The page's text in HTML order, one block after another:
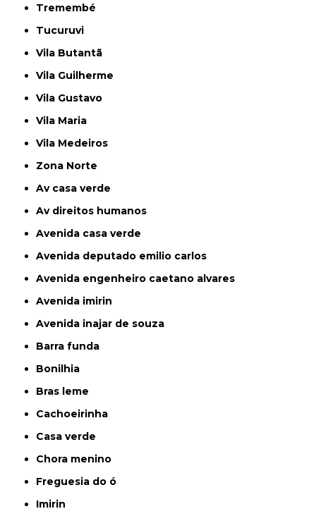
Tremembé
Tucuruvi
Vila Butantã
Vila Guilherme
Vila Gustavo
Vila Maria
Vila Medeiros
Zona Norte
av casa verde
av direitos humanos
avenida casa verde
avenida deputado emilio carlos
avenida engenheiro caetano alvares
avenida imirin
avenida inajar de souza
barra funda
bonilhia
bras leme
cachoeirinha
casa verde
chora menino
freguesia do ó
imirin